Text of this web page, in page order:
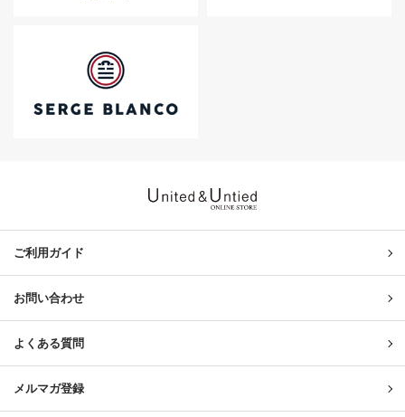
ご利用ガイド
お問い合わせ
よくある質問
メルマガ登録